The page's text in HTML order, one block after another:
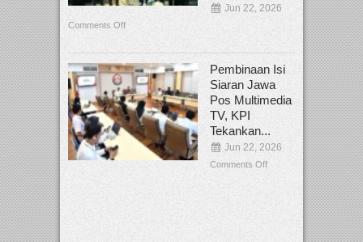
Jun 22, 2026
Comments Off
Pembinaan Isi
Siaran Jawa
Pos Multimedia
TV, KPI
Tekankan...
Jun 22, 2026
Comments Off